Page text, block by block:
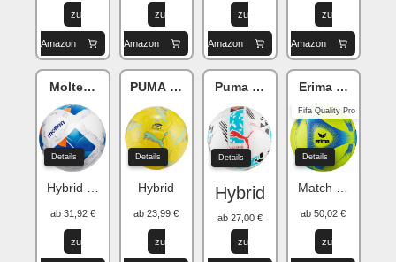
zu
Amazon
zu
Amazon
zu
Amazon
zu
Amazon
Molten Vantaggio 3150
Details
Hybrid Advanced Bonded
ab 31,92 €
zu
PUMA Orbita Liga F
Details
Hybrid
ab 23,99 €
zu
Puma Orbita LaLiga
Details
Hybrid
ab 27,00 €
zu
Erima Hybrid
Fifa Quality Pro
Details
Match Snow
ab 50,02 €
zu